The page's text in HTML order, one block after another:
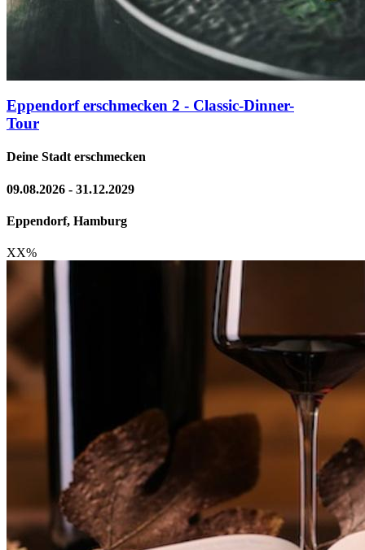
Eppendorf erschmecken 2 - Classic-Dinner-
Tour
Deine Stadt erschmecken
09.08.2026 - 31.12.2029
Eppendorf, Hamburg
XX%